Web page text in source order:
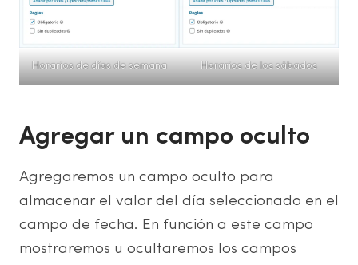
Horarios de días de semana Horarios de los sábados
Agregar un campo oculto
Agregaremos un campo oculto para
almacenar el valor del día seleccionado en el
campo de fecha. En función a este campo
mostraremos u ocultaremos los campos